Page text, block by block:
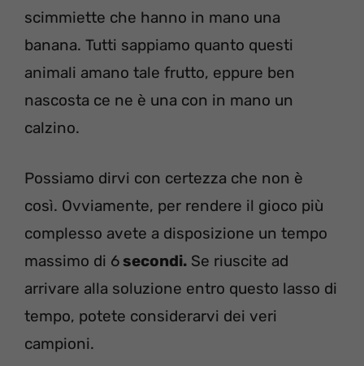
scimmiette che hanno in mano una
banana. Tutti sappiamo quanto questi
animali amano tale frutto, eppure ben
nascosta ce ne è una con in mano un
calzino.
Possiamo dirvi con certezza che non è
così. Ovviamente, per rendere il gioco più
complesso avete a disposizione un tempo
massimo di 6 secondi. Se riuscite ad
arrivare alla soluzione entro questo lasso di
tempo, potete considerarvi dei veri
campioni.